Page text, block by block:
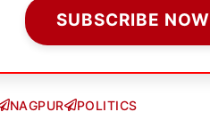
SUBSCRIBE NOW
NAGPUR POLITICS